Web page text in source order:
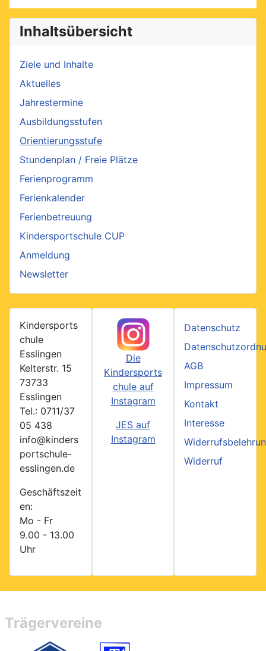
Inhaltsübersicht
Ziele und Inhalte
Aktuelles
Jahrestermine
Ausbildungsstufen
Orientierungsstufe
Stundenplan / Freie Plätze
Ferienprogramm
Ferienkalender
Ferienbetreuung
Kindersportschule CUP
Anmeldung
Newsletter
Kindersports
chule
Esslingen
Kelterstr. 15
73733
Esslingen
Tel.: 0711/37
05 438
info@kinders
portschule-
esslingen.de
Geschäftszeit
en:
Mo - Fr
9.00 - 13.00
Uhr
Die
Kindersports
chule auf
Instagram
JES auf
Instagram
Datenschutz
AGB
Impressum
Kontakt
Interesse
Widerruf
Trägervereine